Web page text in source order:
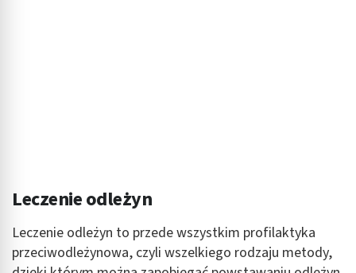
Leczenie odleżyn
Leczenie odleżyn to przede wszystkim profilaktyka
przeciwodleżynowa, czyli wszelkiego rodzaju metody,